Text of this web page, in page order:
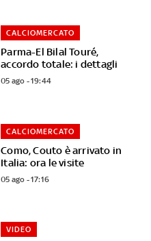
Parma-El Bilal Touré,
accordo totale: i dettagli
CALCIOMERCATO
05 ago - 19:44
Como, Couto è arrivato in
Italia: ora le visite
CALCIOMERCATO
05 ago - 17:16
VIDEO